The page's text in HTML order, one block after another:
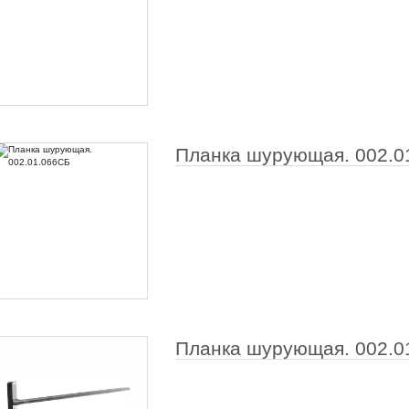
Планка шурующая.
Планка шурующая.